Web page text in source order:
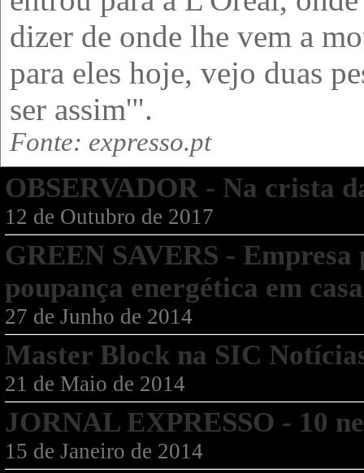
dizer de onde lhe vem a
para eles hoje, vejo duas
ser assim'".
Fonte: expresso.pt
OBSERVADOR - Na crista
12 de Outubro de 2017
GREEN SAVERS -
poupança energética em
27 de Junho de 2014
Master Block na SIC
21 de Maio de 2014
JORNAL EXPRESSO - 10
15 de Janeiro de 2014